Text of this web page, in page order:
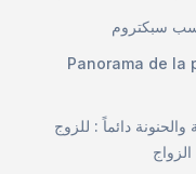
Panorama de la
دائماً : للزوج